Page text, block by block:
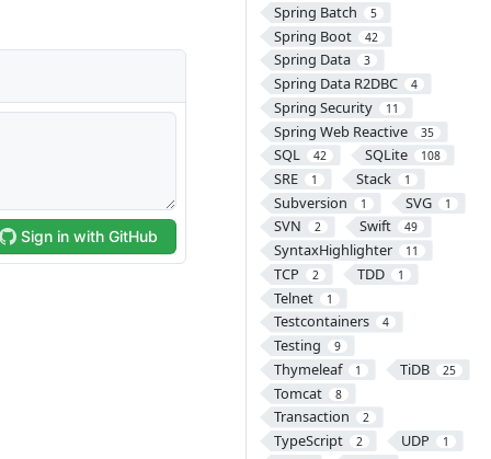
Spring Batch 5
Spring Boot 42
Spring Data 3
Spring Data R2DBC 4
Spring Security 11
Spring Web Reactive 35
SQL 42 SQLite 108
SRE 1 Stack 1
Subversion 1 SVG 1
SVN 2 Swift 49
SyntaxHighlighter 11
TCP 2 TDD 1
Telnet 1
Testcontainers 4
Testing 9
Thymeleaf 1 TiDB 25
Tomcat 8
Transaction 2
TypeScript 2 UDP 1